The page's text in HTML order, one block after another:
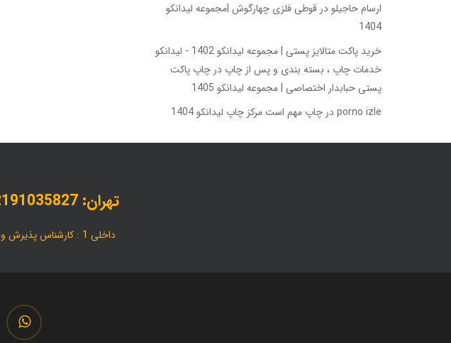
بهترین تگ
ارسام حاجیلودرقوطی فلزی چهارگوش |مجموعه لیدانکو
1404
خرید پاکت متالایز پستی | مجموعه لیدانکو 1402 - لیدانکو
خدمات چاپ ، بسته بندی و پس از چاپ درچاپ پاکت
پستی حبابدار اختصاصی | مجموعه لیدانکو 1405
porno izleدرچاپ مهم است مرکز چاپ لیدانکو 1404
تهران:
داخلی 1 : کارشناس پذیرش و استعلام | داخلی 2 : پیگیری سفارشات
whatsapp